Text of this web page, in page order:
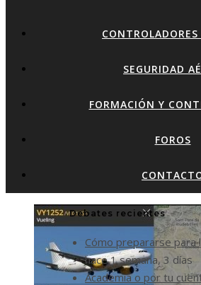
CONTROLADORES
SEGURIDAD
FORMACIÓN Y
FOROS
Debates recientes
Cómo prepararse para
hace 1 semana, 3 días
Academia o por tu